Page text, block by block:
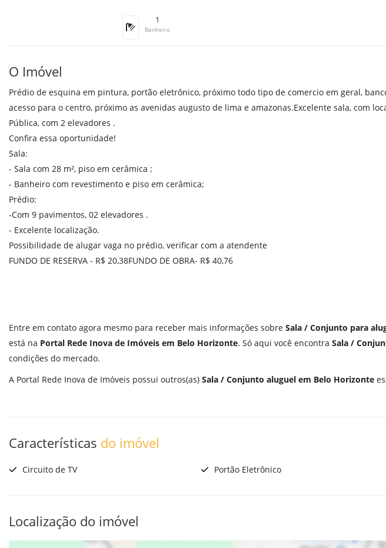
1
Banheiro
O Imóvel
Prédio de esquina em pintura, portão eletrônico, próximo todo tipo de comercio em geral,
acesso para o centro, próximo as avenidas augusto de lima e amazonas.Excelente sala, com
Pública, com 2 elevadores .
Confira essa oportunidade!
Sala:
- Sala com 28 m², piso em cerâmica ;
- Banheiro com revestimento e piso em cerâmica;
Prédio:
-Com 9 pavimentos, 02 elevadores .
- Excelente localização.
Possibilidade de alugar vaga no prédio, verificar com a atendente
FUNDO DE RESERVA - R$ 20,38FUNDO DE OBRA- R$ 40,76
Entre em contato agora mesmo para receber mais informações sobre Sala / Conjunto para
está na Portal Rede Inova de Imóveis em Belo Horizonte. Só aqui você encontra Sala /
condições do mercado.
A Portal Rede Inova de Imóveis possui outros(as) Sala / Conjunto aluguel em Belo Horizonte
Características do imóvel
Circuito de TV Portão Eletrônico
Localização do imóvel